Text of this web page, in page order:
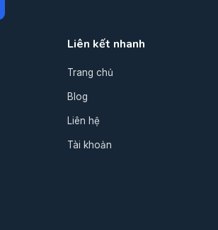
Liên kết nhanh
Trang chủ
Blog
Liên hệ
Tài khoản